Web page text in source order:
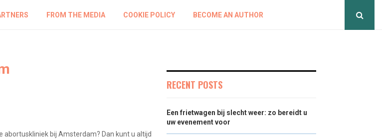
FROM THE MEDIA COOKIE POLICY BECOME AN AUTHOR
bij Amsterdam? Dan kunt u altijd
RECENT POSTS
Een frietwagen bij slecht weer: zo bereidt u
uw evenement voor